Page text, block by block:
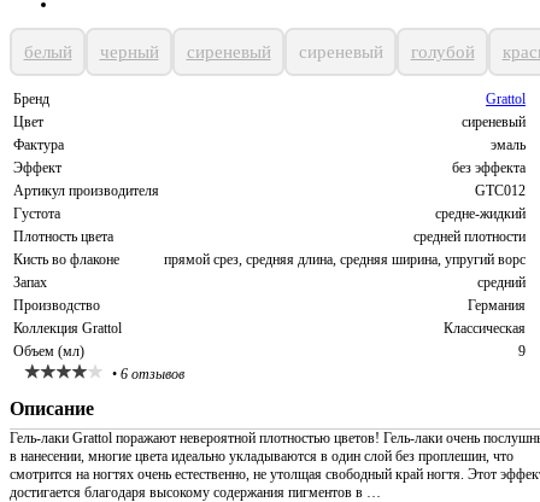
белый черный сиреневый сиреневый голубой
Бренд
Grattol
Цвет
сиреневый
Фактура
эмаль
Эффект
без эффекта
Артикул производителя
GTC012
Густота
средне-жидкий
Плотность цвета
средней плотности
Кисть во флаконе
прямой срез, средняя длина, средняя ширина, упругий ворс
Запах
средний
Производство
Германия
Коллекция Grattol
Классическая
Объем (мл)
9
• 6 отзывов
Описание
Гель-лаки Grattol поражают невероятной плотностью цветов! Гель-лаки очень
в нанесении, многие цвета идеально укладываются в один слой без проплешин, что
смотрится на ногтях очень естественно, не утолщая свободный край ногтя. Этот
достигается благодаря высокому содержания пигментов в …